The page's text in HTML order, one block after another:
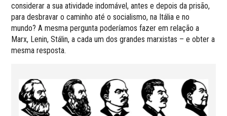
considerar a sua atividade indomável, antes e depois da prisão,
para desbravar o caminho até o socialismo, na Itália e no
mundo? A mesma pergunta poderíamos fazer em relação a
Marx, Lenin, Stálin, a cada um dos grandes marxistas – e obter a
mesma resposta.